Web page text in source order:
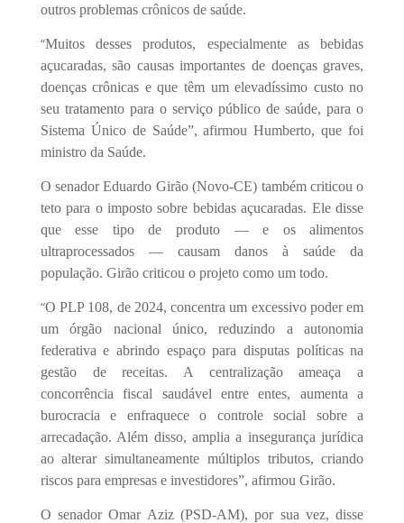
outros problemas crônicos de saúde.
“Muitos desses produtos, especialmente as bebidas
açucaradas, são causas importantes de doenças graves,
doenças crônicas e que têm um elevadíssimo custo no
seu tratamento para o serviço público de saúde, para o
Sistema Único de Saúde”, afirmou Humberto, que foi
ministro da Saúde.
O senador Eduardo Girão (Novo-CE) também criticou o
teto para o imposto sobre bebidas açucaradas. Ele disse
que esse tipo de produto — e os alimentos
ultraprocessados — causam danos à saúde da
população. Girão criticou o projeto como um todo.
“O PLP 108, de 2024, concentra um excessivo poder em
um órgão nacional único, reduzindo a autonomia
federativa e abrindo espaço para disputas políticas na
gestão de receitas. A centralização ameaça a
concorrência fiscal saudável entre entes, aumenta a
burocracia e enfraquece o controle social sobre a
arrecadação. Além disso, amplia a insegurança jurídica
ao alterar simultaneamente múltiplos tributos, criando
riscos para empresas e investidores”, afirmou Girão.
O senador Omar Aziz (PSD-AM), por sua vez, disse